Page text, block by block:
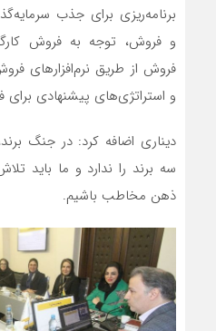
برنامه‌ریزی برای جذب
و فروش، توجه به فروش
فروش از طریق نرم‌افزارهای
و استراتژی‌های پیشنهادی
دیناری اضافه کرد: در جنگ
سه برند را ندارد و ما باید
ذهن مخاطب باشیم.